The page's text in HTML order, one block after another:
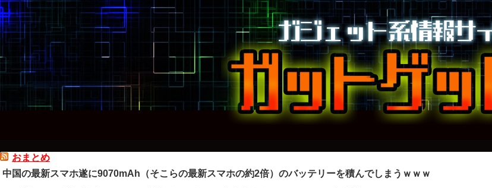
おまとめ
中国の最新スマホ遂に9070mAh（そこらの最新スマホの約2倍）のバッテリーを積んでしまうｗｗｗ